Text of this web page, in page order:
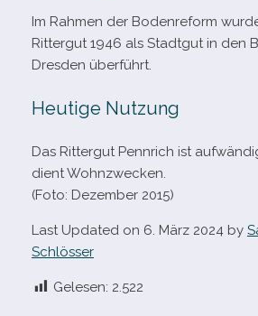
Im Rahmen der Bodenreform
Rittergut 1946 als Stadtgut in den
Dresden überführt.
Heutige Nutzung
Das Rittergut Pennrich ist
dient Wohnzwecken.
(Foto: Dezember 2015)
Last Updated on 6. März 2024 by
Schlösser
Gelesen: 2.522